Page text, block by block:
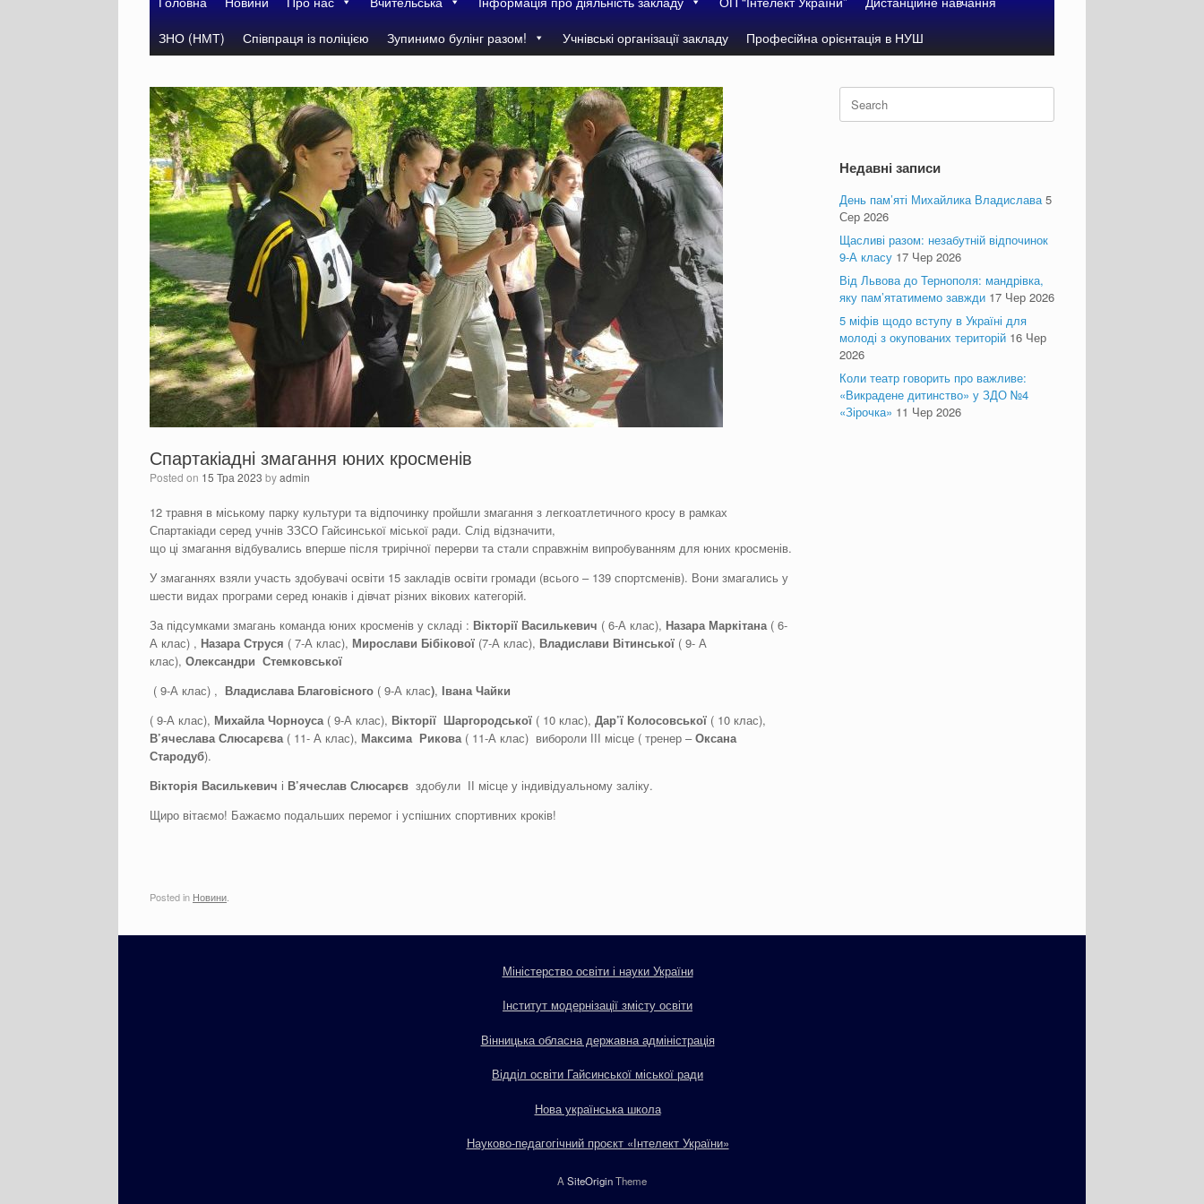
ЗНО (НМТ)
Співпраця із поліцією Зупинимо булінг разом! Учнівські організації закладу Професійна орієнтація в НУШ
Спартакіадні змагання юних кросменів
Posted on 15 Тра 2023 byadmin
12 травня в міському парку культури та відпочинку пройшли змагання з легкоатлетичного кросу в рамках
Спартакіади серед учнів ЗЗСО Гайсинської міської ради. Слід відзначити,
що ці змагання відбувались вперше після трирічної перерви та стали справжнім випробуванням для юних кросменів.
У змаганнях взяли участь здобувачі освіти 15 закладів освіти громади (всього – 139 спортсменів). Вони змагались у
шести видах програми серед юнаків і дівчат різних вікових категорій.
За підсумками змагань команда юних кросменів у складі : Вікторії Василькевич ( 6-А клас), Назара Маркітана ( 6-
А клас) , Назара Струся ( 7-А клас), Мирослави Бібікової (7-А клас), Владислави Вітинської ( 9- А
клас), Олександри Стемковської
( 9-А клас) , ВладиславаБлаговісного ( 9-А клас), ІванаЧайки
( 9-А клас), Михайла Чорноуса ( 9-А клас), Вікторії Шаргородської ( 10 клас), Дар’ї Колосовської ( 10 клас),
В’ячеславаСлюсарєва( 11- А клас), Максима Рикова ( 11-А клас) вибороли ІІІ місце ( тренер –Оксана
Стародуб).
Вікторія Василькевич і В’ячеслав Слюсарєв здобули ІІ місце у індивідуальному заліку.
Щиро вітаємо! Бажаємо подальших перемог і успішних спортивних кроків!
Posted in Новини
Search
for:
Недавні записи
День пам’яті Михайлика Владислава 5
Сер 2026
Щасливі разом: незабутній відпочинок
9-А класу 17 Чер 2026
Від Львова до Тернополя: мандрівка,
яку пам’ятатимемо завжди 17 Чер 2026
5 міфів щодо вступу в Україні для
молоді з окупованих територій 16 Чер
2026
Коли театр говорить про важливе:
«Викрадене дитинство» у ЗДО №4
«Зірочка» 11 Чер 2026
Міністерство освіти і науки України
Інститут модернізації змісту освіти
Вінницька обласна державна адміністрація
Відділ освіти Гайсинської міської ради
Нова українська школа
Науково-педагогічний проєкт «Інтелект України»
A SiteOriginTheme